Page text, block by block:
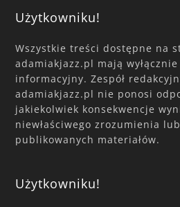
Użytkowniku!
Wszystkie treści dostępne na
adamiakjazz.pl mają
informacyjny. Zespół
adamiakjazz.pl nie ponosi
jakiekolwiek konsekwencje
niewłaściwego zrozumienia
publikowanych materiałów.
Użytkowniku!